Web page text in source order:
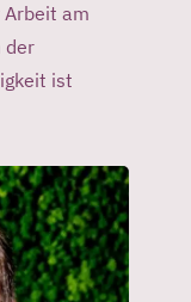
Arbeit am
der
ist